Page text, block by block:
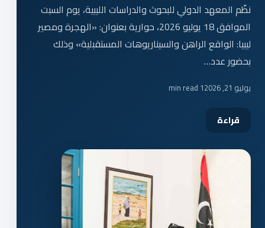
نظّم المعهد الدولي للبحوث والدراسات الليبية، يوم السبت
الموافق 18 يوليو 2026، حوارية بعنوان: «الهجرة ومصير
ليبيا: الواقع الراهن والسيناريوهات المستقبلية» وذلك
بحضور عدد…
يوليو 21, 2026 1 min read
قراءة